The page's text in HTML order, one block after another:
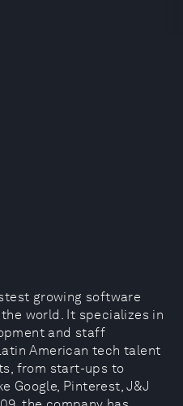
growing software
world. It specializes in
and staff
American tech talent
from start-ups to
Google, Pinterest, J&J